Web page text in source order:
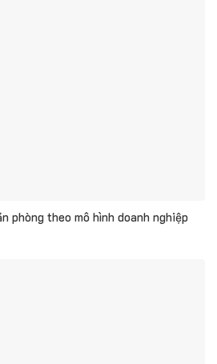
phòng theo mô hình doanh nghiệp